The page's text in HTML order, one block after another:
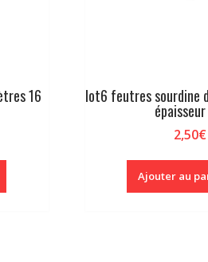
16 lot6 feutres sourdine
2,50€
Ajouter au